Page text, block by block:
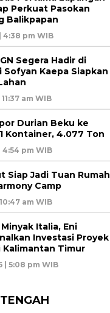
Perkuat Pasokan
Balikpapan
4:38 pm WIB
Segera Hadir di
Kaepa Siapkan
am WIB
Durian Beku ke
Kontainer, 4.077 Ton
4:54 pm WIB
Siap Jadi Tuan Rumah
Camp
am WIB
Italia, Eni
Investasi Proyek
Kalimantan Timur
| 5:08 pm WIB